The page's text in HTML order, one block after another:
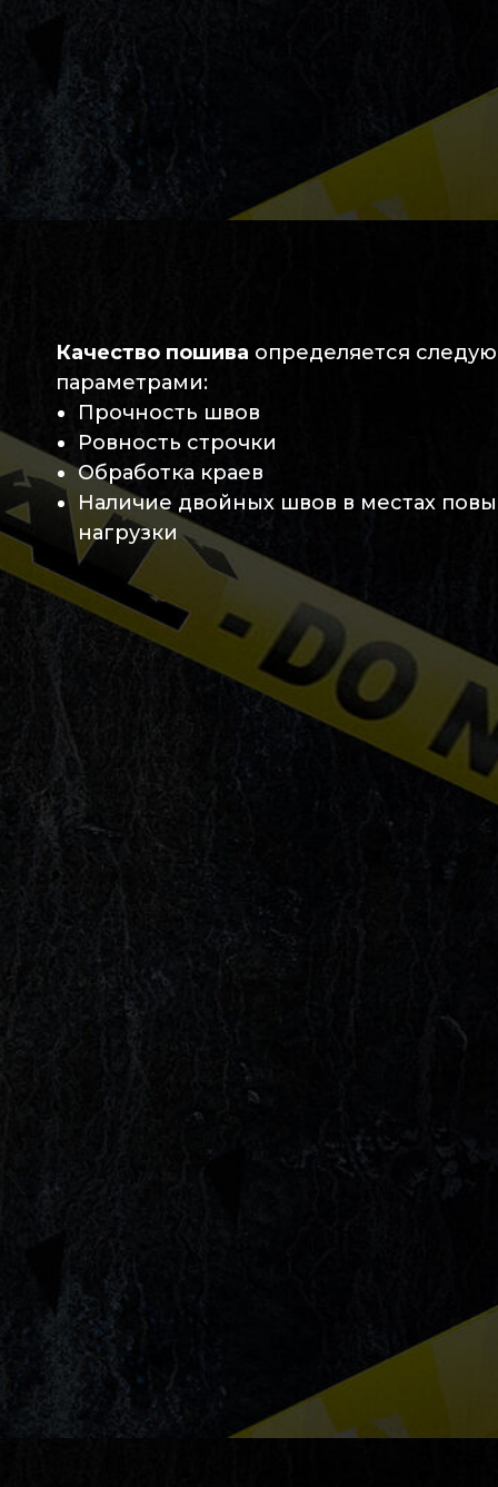
Качество пошива определяется
параметрами:
Прочность швов
Ровность строчки
Обработка краев
Наличие двойных швов в местах
нагрузки